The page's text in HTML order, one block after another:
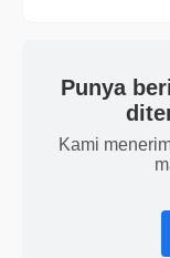
Punya
Kami